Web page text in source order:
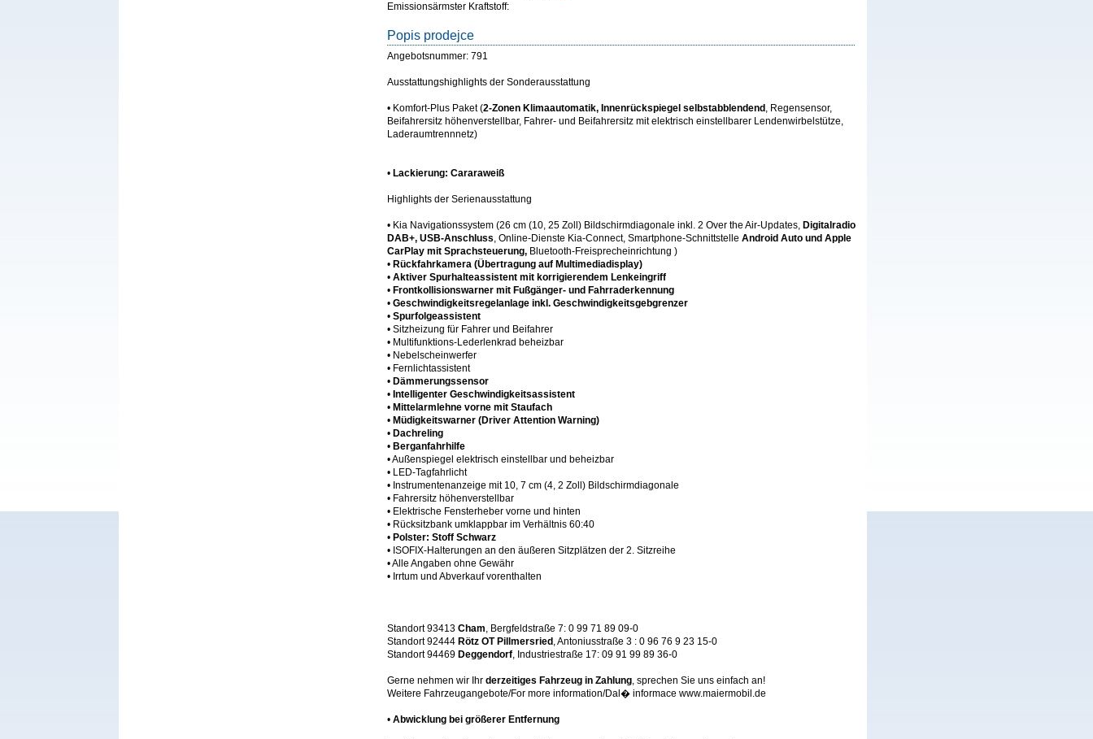
Emissionsärmster Kraftstoff:
Popis prodejce
Angebotsnummer: 791
Ausstattungshighlights der Sonderausstattung
• Komfort-Plus Paket (2-Zonen Klimaautomatik, Innenrückspiegel selbstabblendend , Regensensor,
Beifahrersitz höhenverstellbar, Fahrer- und Beifahrersitz mit elektrisch einstellbarer Lendenwirbelstütze,
Laderaumtrennnetz)
• Lackierung: Cararaweiß
Highlights der Serienausstattung
• Kia Navigationssystem (26 cm (10, 25 Zoll) Bildschirmdiagonale inkl. 2 Over the Air-Updates, Digitalradio
DAB+, USB-Anschluss, Online-Dienste Kia-Connect, Smartphone-Schnittstelle Android Auto und Apple
CarPlay mit Sprachsteuerung, Bluetooth-Freisprecheinrichtung )
• Rückfahrkamera (Übertragung auf Multimediadisplay)
• Aktiver Spurhalteassistent mit korrigierendem Lenkeingriff
• Frontkollisionswarner mit Fußgänger- und Fahrraderkennung
• Geschwindigkeitsregelanlage inkl. Geschwindigkeitsgebgrenzer
• Spurfolgeassistent
• Sitzheizung für Fahrer und Beifahrer
• Multifunktions-Lederlenkrad beheizbar
• Nebelscheinwerfer
• Fernlichtassistent
• Dämmerungssensor
• Intelligenter Geschwindigkeitsassistent
• Mittelarmlehne vorne mit Staufach
• Müdigkeitswarner (Driver Attention Warning)
• Dachreling
• Berganfahrhilfe
• Außenspiegel elektrisch einstellbar und beheizbar
• LED-Tagfahrlicht
• Instrumentenanzeige mit 10, 7 cm (4, 2 Zoll) Bildschirmdiagonale
• Fahrersitz höhenverstellbar
• Elektrische Fensterheber vorne und hinten
• Rücksitzbank umklappbar im Verhältnis 60:40
• Polster: Stoff Schwarz
• ISOFIX-Halterungen an den äußeren Sitzplätzen der 2. Sitzreihe
• Alle Angaben ohne Gewähr
• Irrtum und Abverkauf vorenthalten
Standort 93413 Cham, Bergfeldstraße 7: 0 99 71 89 09-0
Standort 92444 Rötz OT Pillmersried , Antoniusstraße 3 : 0 96 76 9 23 15-0
Standort 94469 Deggendorf, Industriestraße 17: 09 91 99 89 36-0
Gerne nehmen wir Ihr derzeitiges Fahrzeug in Zahlung, sprechen Sie uns einfach an!
Weitere Fahrzeugangebote/For more information/Dal� informace www.maiermobil.de
• Abwicklung bei größerer Entfernung